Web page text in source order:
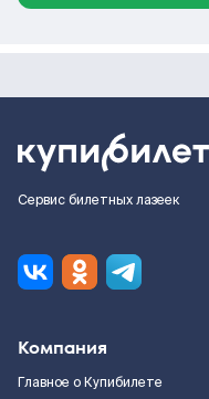
Сервис билетных лазеек
Компания
Главное о Купибилете